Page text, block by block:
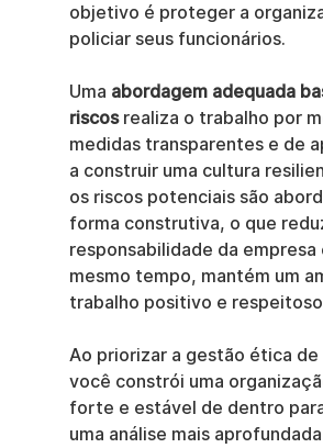
objetivo é proteger a
policiar seus funcionários.
Uma abordagem adequada
riscos realiza o trabalho por
medidas transparentes e de
a construir uma cultura
os riscos potenciais são
forma construtiva, o que
responsabilidade da empresa
mesmo tempo, mantém um
trabalho positivo e
Ao priorizar a gestão ética de
você constrói uma
forte e estável de dentro
uma análise mais